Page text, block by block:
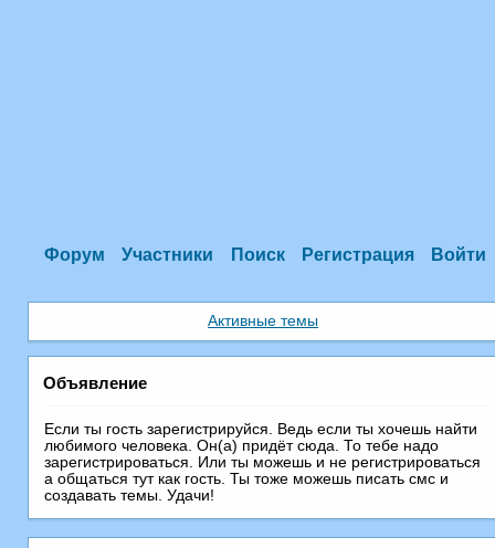
Форум Участники Поиск Регистрация Войти
Активные темы
Объявление
Если ты гость зарегистрируйся. Ведь если ты хочешь найти
любимого человека. Он(а) придёт сюда. То тебе надо
зарегистрироваться. Или ты можешь и не регистрироваться
а общаться тут как гость. Ты тоже можешь писать смс и
создавать темы. Удачи!